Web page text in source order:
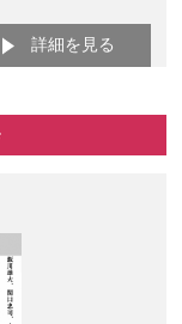
詳細を見る